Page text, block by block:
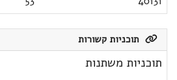
תוכניות קשורות
תוכניות משתנות